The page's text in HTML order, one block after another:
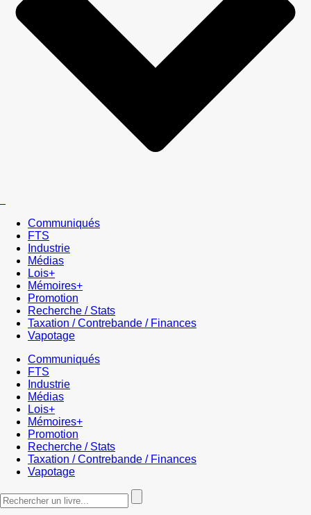
Communiqués
FTS
Industrie
Médias
Lois+
Mémoires+
Promotion
Recherche / Stats
Taxation / Contrebande / Finances
Vapotage
Communiqués
FTS
Industrie
Médias
Lois+
Mémoires+
Promotion
Recherche / Stats
Taxation / Contrebande / Finances
Vapotage